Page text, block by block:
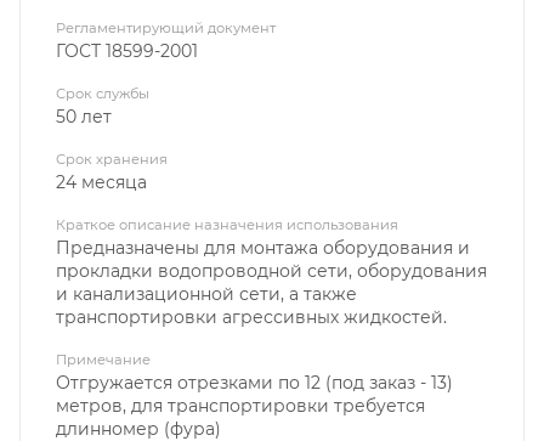
Регламентирующий документ
ГОСТ 18599-2001
Срок службы
50 лет
Срок хранения
24 месяца
Краткое описание назначения использования
Предназначены для монтажа оборудования и
прокладки водопроводной сети, оборудования
и канализационной сети, а также
транспортировки агрессивных жидкостей.
Примечание
Отгружается отрезками по 12 (под заказ - 13)
метров, для транспортировки требуется
длинномер (фура)